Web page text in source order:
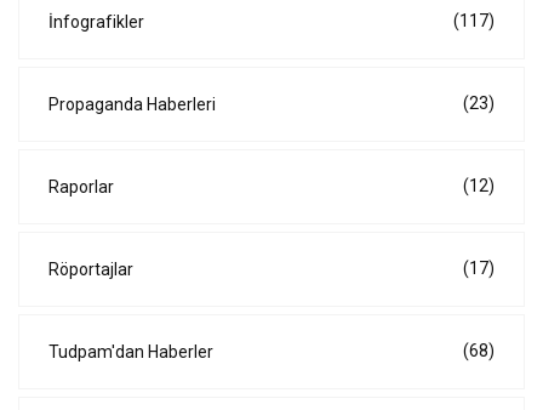
İnfografikler (117)
Propaganda Haberleri (23)
Raporlar (12)
Röportajlar (17)
Tudpam'dan Haberler (68)